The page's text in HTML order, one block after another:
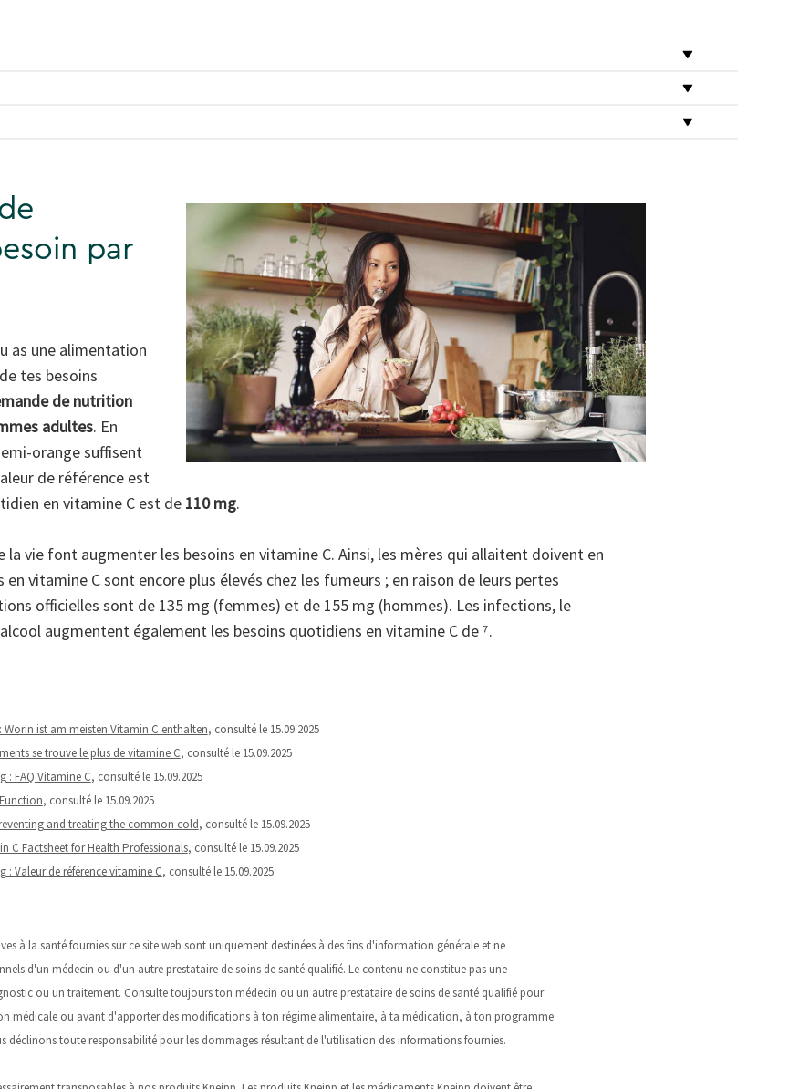
par
as une alimentation
tes besoins
de nutrition
adultes. En
orange suffisent
de référence est
en vitamine C est de 110 mg.
la vie font augmenter les besoins en vitamine C. Ainsi, les mères qui allaitent doivent en
vitamine C sont encore plus élevés chez les fumeurs ; en raison de leurs pertes
officielles sont de 135 mg (femmes) et de 155 mg (hommes). Les infections, le
augmentent également les besoins quotidiens en vitamine C de ⁷.
ist am meisten Vitamin C enthalten, consulté le 15.09.2025
se trouve le plus de vitamine C, consulté le 15.09.2025
: FAQ Vitamine C, consulté le 15.09.2025
, consulté le 15.09.2025
and treating the common cold, consulté le 15.09.2025
C Factsheet for Health Professionals, consulté le 15.09.2025
: Valeur de référence vitamine C, consulté le 15.09.2025
à la santé fournies sur ce site web sont uniquement destinées à des fins d'information générale et ne
d'un médecin ou d'un autre prestataire de soins de santé qualifié. Le contenu ne constitue pas une
ou un traitement. Consulte toujours ton médecin ou un autre prestataire de soins de santé qualifié pour
médicale ou avant d'apporter des modifications à ton régime alimentaire, à ta médication, à ton programme
déclinons toute responsabilité pour les dommages résultant de l'utilisation des informations fournies.